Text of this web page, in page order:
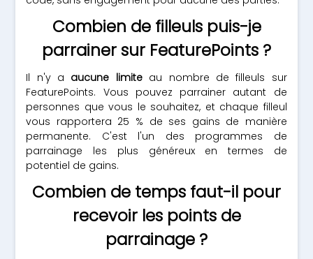
Combien de filleuls puis-je
parrainer sur FeaturePoints ?
Il n'y a aucune limiteau nombre de filleuls sur
FeaturePoints. Vous pouvez parrainer autant de
personnes que vous le souhaitez, et chaque filleul
vous rapportera 25 % de ses gains de manière
permanente. C'est l'un des programmes de
parrainage les plus généreux en termes de
potentiel de gains.
Combien de temps faut-il pour
recevoir les points de
parrainage ?